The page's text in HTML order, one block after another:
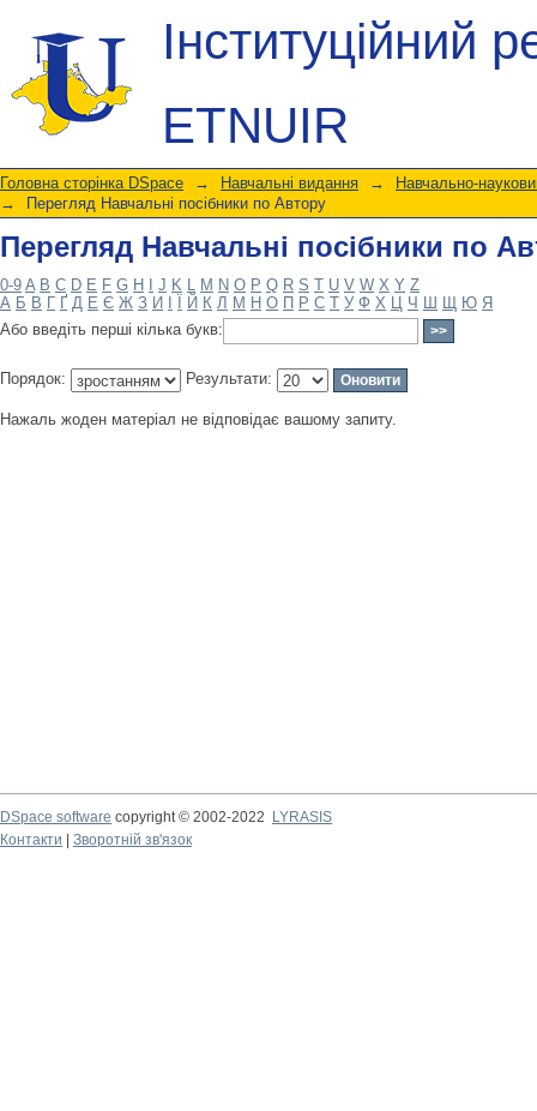
Інституційний
ETNUIR
Перегляд Навчальні посібники по
Головна сторінка DSpace → Навчальні видання →
Навчально-
→
Перегляд Навчальні посібники по Автору
Перегляд Навчальні посібники по
0-9 A B C D E F G H J K L M N O P Q R S T U V W X Y Z
А Б В Г Ґ Д Е Є Ж З И Й К Л М Н О П Р С Т У Ф Х Ц Ч Ш Щ Ю Я
Або введіть перші кілька букв:
Порядок: Результати:
Нажаль жоден матеріал не відповідає вашому запиту.
DSpace software copyright © 2002-2022
LYRASIS
Контакти
Зворотній зв'язок